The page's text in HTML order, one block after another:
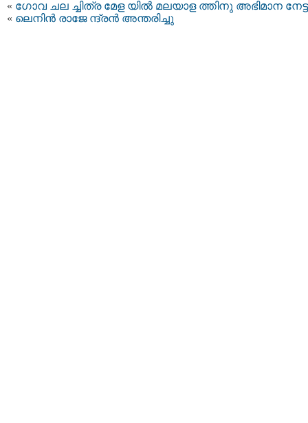
« ഗോവ ചല ച്ചിത്ര മേള യിൽ മലയാള ത്തിനു അഭിമാന
« ലെനിൻ രാജേ ന്ദ്രൻ അന്തരിച്ചു